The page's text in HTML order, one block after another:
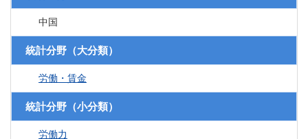
中国
統計分野（大分類）
労働・賃金
統計分野（小分類）
労働力